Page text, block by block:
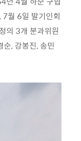
7월 6일 발기인회
의 3개 분과위원
, 강봉진, 송민